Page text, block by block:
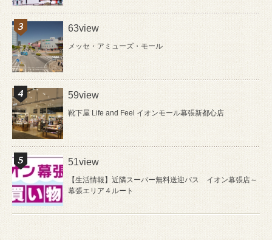
63view
メッセ・アミューズ・モール
59view
靴下屋 Life and Feel イオンモール幕張新都心店
51view
【生活情報】近隣スーパー無料送迎バス イオン幕張店～
幕張エリア４ルート